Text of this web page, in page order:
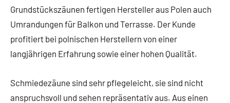
Grundstückszäunen fertigen Hersteller aus Polen auch
Umrandungen für Balkon und Terrasse. Der Kunde
profitiert bei polnischen Herstellern von einer
langjährigen Erfahrung sowie einer hohen Qualität.
Schmiedezäune sind sehr pflegeleicht, sie sind nicht
anspruchsvoll und sehen repräsentativ aus. Aus einen